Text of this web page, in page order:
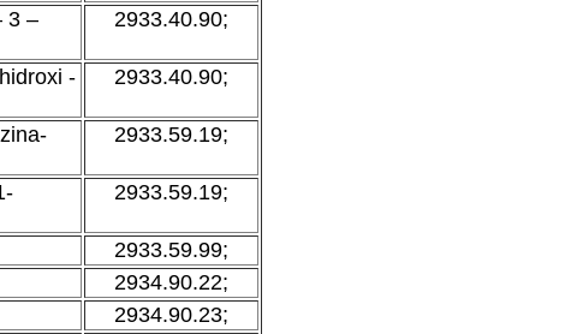
3 –
2933.40.90;
-
2933.40.90;
2933.59.19;
2933.59.19;
2933.59.99;
2934.90.22;
2934.90.23;